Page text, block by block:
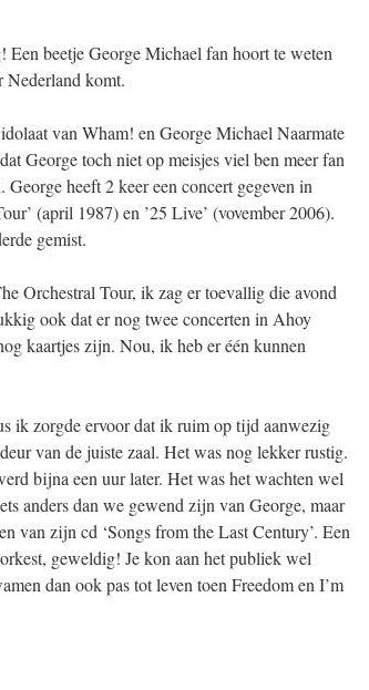
Een beetje George Michael fan hoort te weten
Nederland komt.
van Wham! en George Michael Naarmate
George toch niet op meisjes viel ben meer fan
heeft 2 keer een concert gegeven in
(april 1987) en ’25 Live’ (vovember 2006).
gemist.
Orchestral Tour, ik zag er toevallig die avond
ook dat er nog twee concerten in Ahoy
kaartjes zijn. Nou, ik heb er één kunnen
ik zorgde ervoor dat ik ruim op tijd aanwezig
van de juiste zaal. Het was nog lekker rustig.
bijna een uur later. Het was het wachten wel
anders dan we gewend zijn van George, maar
van zijn cd ‘Songs from the Last Century’. Een
geweldig! Je kon aan het publiek wel
dan ook pas tot leven toen Freedom en I’m